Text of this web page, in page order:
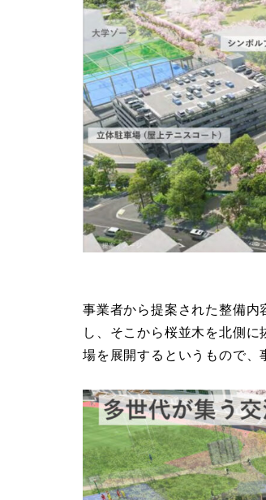
事業者から提案された整備内
し、そこから桜並木を北側
場を展開するというもので、